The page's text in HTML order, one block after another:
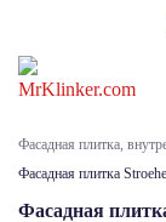
Фасадная плитка,
Фасадная плитка
Фасадная